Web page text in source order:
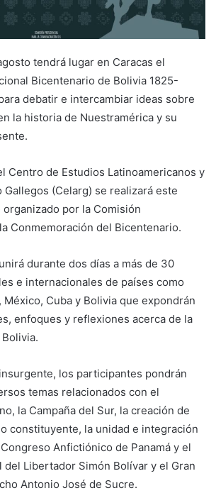
tendrá lugar en Caracas el
Bicentenario de Bolivia 1825-
debatir e intercambiar ideas sobre
la historia de Nuestramérica y su
Centro de Estudios Latinoamericanos y
Gallegos (Celarg) se realizará este
por la Comisión
Conmemoración del Bicentenario.
durante dos días a más de 30
e internacionales de países como
México, Cuba y Bolivia que expondrán
enfoques y reflexiones acerca de la
los participantes pondrán
temas relacionados con el
la Campaña del Sur, la creación de
constituyente, la unidad e integración
Anfictiónico de Panamá y el
del Libertador Simón Bolívar y el Gran
Antonio José de Sucre.